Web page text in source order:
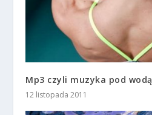
Mp3 czyli muzyka pod wodą
12 listopada 2011